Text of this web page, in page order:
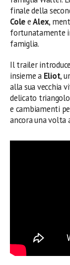
finale della
ColeeAlex,
fortunatamente
famiglia.
Il trailer
insieme a Eliot,
alla sua vecchia
delicato
e cambiamenti
ancora una